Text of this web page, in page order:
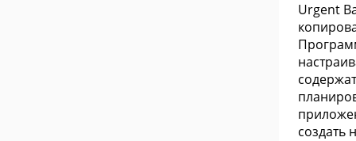
Urgent
создать